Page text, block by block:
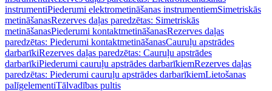
instrumentiPiederumi elektrometināšanas instrumentiemSimetriskās
metināšanasRezerves daļas paredzētas: Simetriskās
metināšanasPiederumi kontaktmetināšanasRezerves daļas
paredzētas: Piederumi kontaktmetināšanasCauruļu apstrādes
darbarīkiRezerves daļas paredzētas: Cauruļu apstrādes
darbarīkiPiederumi cauruļu apstrādes darbarīkiemRezerves daļas
paredzētas: Piederumi cauruļu apstrādes darbarīkiemLietošanas
palīgelementiTālvadības pultis